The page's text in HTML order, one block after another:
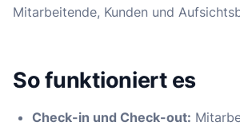
Mitarbeitende, Kunden und
So funktioniert es
Check-in und Check-out: